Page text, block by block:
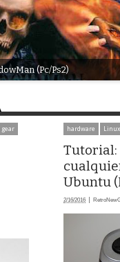
(Pc/Ps2)
gear
hardware Linux
Tutorial:
Ubuntu
2/16/2016